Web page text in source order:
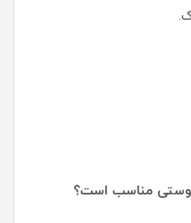
مناسب است؟